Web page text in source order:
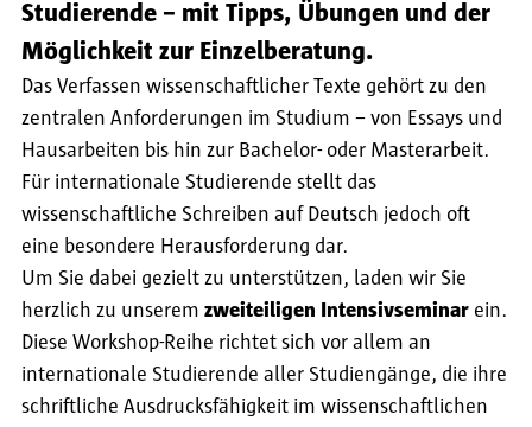
Studierende – mit Tipps, Übungen und der
Möglichkeit zur Einzelberatung.
Das Verfassen wissenschaftlicher Texte gehört zu den
zentralen Anforderungen im Studium – von Essays und
Hausarbeiten bis hin zur Bachelor- oder Masterarbeit.
Für internationale Studierende stellt das
wissenschaftliche Schreiben auf Deutsch jedoch oft
eine besondere Herausforderung dar.
Um Sie dabei gezielt zu unterstützen, laden wir Sie
herzlich zu unserem zweiteiligen Intensivseminar ein.
Diese Workshop-Reihe richtet sich vor allem an
internationale Studierende aller Studiengänge, die ihre
schriftliche Ausdrucksfähigkeit im wissenschaftlichen